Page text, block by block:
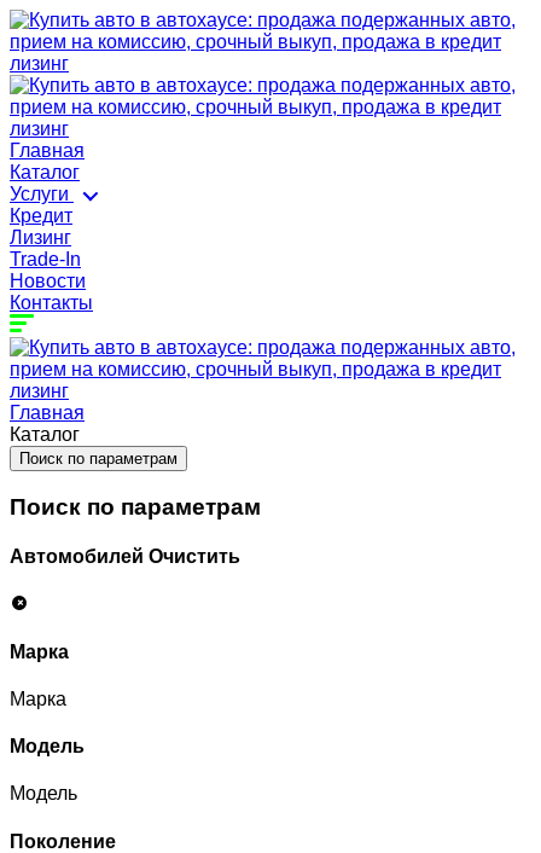
Главная
Каталог
Услуги
Кредит
Лизинг
Trade-In
Новости
Контакты
Главная
Каталог
Поиск по параметрам
Поиск по параметрам
Автомобилей Очистить
Марка
Марка
Модель
Модель
Поколение